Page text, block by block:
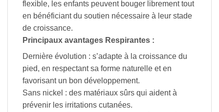
flexible, les enfants peuvent bouger librement tout
en bénéficiant du soutien nécessaire à leur stade
de croissance.
Principaux avantages Respirantes :
Dernière évolution : s’adapte à la croissance du
pied, en respectant sa forme naturelle et en
favorisant un bon développement.
Sans nickel : des matériaux sûrs qui aident à
prévenir les irritations cutanées.